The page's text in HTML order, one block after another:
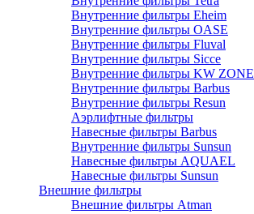
Внутренние фильтры Eheim
Внутренние фильтры OASE
Внутренние фильтры Fluval
Внутренние фильтры Sicce
Внутренние фильтры KW ZONE
Внутренние фильтры Barbus
Внутренние фильтры Resun
Аэрлифтные фильтры
Навесные фильтры Barbus
Внутренние фильтры Sunsun
Навесные фильтры AQUAEL
Навесные фильтры Sunsun
Внешние фильтры
Внешние фильтры Atman